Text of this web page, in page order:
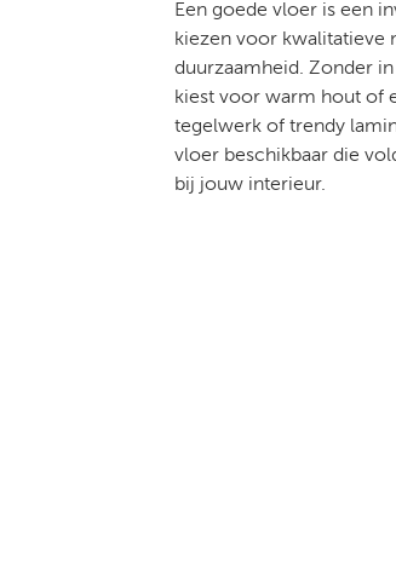
Een goede vloer is een
kiezen voor kwalitatieve
duurzaamheid. Zonder
kiest voor warm hout of
tegelwerk of trendy
vloer beschikbaar die
bij jouw interieur.